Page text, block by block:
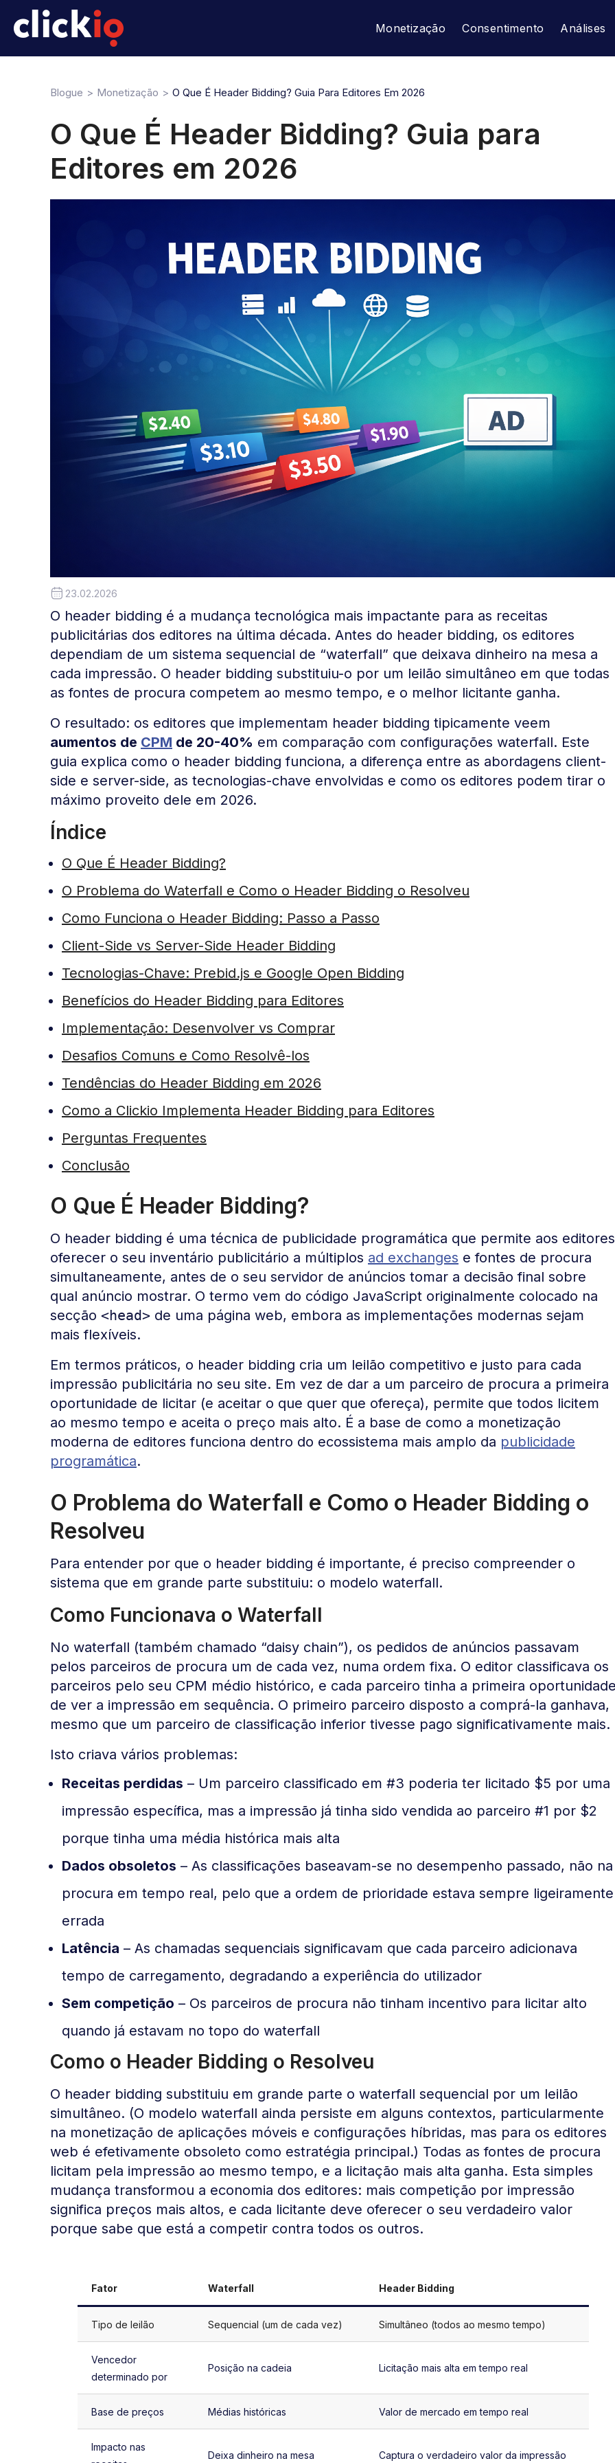
Monetização Consentimento Análises
Blogue Monetização O Que É Header Bidding? Guia Para Editores Em 2026
O Que É Header Bidding? Guia para
Editores em 2026
23.02.2026
O header bidding é a mudança tecnológica mais impactante para as receitas
publicitárias dos editores na última década. Antes do header bidding, os editores
dependiam de um sistema sequencial de “waterfall” que deixava dinheiro na mesa a
cada impressão. O header bidding substituiu-o por um leilão simultâneo em que todas
as fontes de procura competem ao mesmo tempo, e o melhor licitante ganha.
O resultado: os editores que implementam header bidding tipicamente veem
aumentos de CPM de 20-40% em comparação com configurações waterfall. Este
guia explica como o header bidding funciona, a diferença entre as abordagens client-
side e server-side, as tecnologias-chave envolvidas e como os editores podem tirar o
máximo proveito dele em 2026.
Índice
O Que É Header Bidding?
O Problema do Waterfall e Como o Header Bidding o Resolveu
Como Funciona o Header Bidding: Passo a Passo
Client-Side vs Server-Side Header Bidding
Tecnologias-Chave: Prebid.js e Google Open Bidding
Benefícios do Header Bidding para Editores
Implementação: Desenvolver vs Comprar
Desafios Comuns e Como Resolvê-los
Tendências do Header Bidding em 2026
Como a Clickio Implementa Header Bidding para Editores
Perguntas Frequentes
Conclusão
O Que É Header Bidding?
O header bidding é uma técnica de publicidade programática que permite aos editores
oferecer o seu inventário publicitário a múltiplos ad exchanges e fontes de procura
simultaneamente, antes de o seu servidor de anúncios tomar a decisão final sobre
qual anúncio mostrar. O termo vem do código JavaScript originalmente colocado na
secção <head> de uma página web, embora as implementações modernas sejam
mais flexíveis.
Em termos práticos, o header bidding cria um leilão competitivo e justo para cada
impressão publicitária no seu site. Em vez de dar a um parceiro de procura a primeira
oportunidade de licitar (e aceitar o que quer que ofereça), permite que todos licitem
ao mesmo tempo e aceita o preço mais alto. É a base de como a monetização
moderna de editores funciona dentro do ecossistema mais amplo da publicidade
programática.
O Problema do Waterfall e Como o Header Bidding o
Resolveu
Para entender por que o header bidding é importante, é preciso compreender o
sistema que em grande parte substituiu: o modelo waterfall.
Como Funcionava o Waterfall
No waterfall (também chamado “daisy chain”), os pedidos de anúncios passavam
pelos parceiros de procura um de cada vez, numa ordem fixa. O editor classificava os
parceiros pelo seu CPM médio histórico, e cada parceiro tinha a primeira
de ver a impressão em sequência. O primeiro parceiro disposto a comprá-la ganhava,
mesmo que um parceiro de classificação inferior tivesse pago significativamente mais.
Isto criava vários problemas:
Receitas perdidas – Um parceiro classificado em #3 poderia ter licitado $5 por uma
impressão específica, mas a impressão já tinha sido vendida ao parceiro #1 por $2
porque tinha uma média histórica mais alta
Dados obsoletos – As classificações baseavam-se no desempenho passado, não na
procura em tempo real, pelo que a ordem de prioridade estava sempre ligeiramente
errada
Latência – As chamadas sequenciais significavam que cada parceiro adicionava
tempo de carregamento, degradando a experiência do utilizador
Sem competição – Os parceiros de procura não tinham incentivo para licitar alto
quando já estavam no topo do waterfall
Como o Header Bidding o Resolveu
O header bidding substituiu em grande parte o waterfall sequencial por um leilão
simultâneo. (O modelo waterfall ainda persiste em alguns contextos, particularmente
na monetização de aplicações móveis e configurações híbridas, mas para os editores
web é efetivamente obsoleto como estratégia principal.) Todas as fontes de procura
licitam pela impressão ao mesmo tempo, e a licitação mais alta ganha. Esta simples
mudança transformou a economia dos editores: mais competição por impressão
significa preços mais altos, e cada licitante deve oferecer o seu verdadeiro valor
porque sabe que está a competir contra todos os outros.
Fator Waterfall Header Bidding
Tipo de leilão Sequencial (um de cada vez) Simultâneo (todos ao mesmo tempo)
Vencedor
determinado por
Posição na cadeia Licitação mais alta em tempo real
Base de preços Médias históricas Valor de mercado em tempo real
Impacto nas
Deixa dinheiro na mesa Captura o verdadeiro valor da impressão